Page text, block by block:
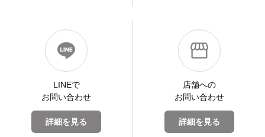
LINEで
お問い合わせ
詳細を見る
店舗への
お問い合わせ
詳細を見る